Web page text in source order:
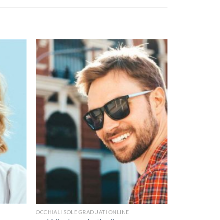
OCCHIALI SOLE GRADUATI ONLINE